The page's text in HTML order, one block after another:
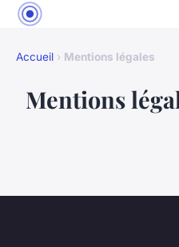
Accueil › Mentions légales
Mentions